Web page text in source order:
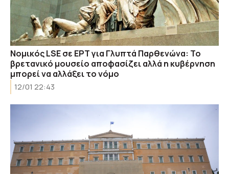
Νομικός LSE σε ΕΡΤ για Γλυπτά Παρθενώνα: Το
βρετανικό μουσείο αποφασίζει αλλά η κυβέρνηση
μπορεί να αλλάξει το νόμο
12/01 22:43